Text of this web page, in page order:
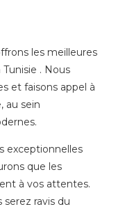
les meilleures
. Nous
et faisons appel à
au sein
exceptionnelles
que les
à vos attentes.
serez ravis du